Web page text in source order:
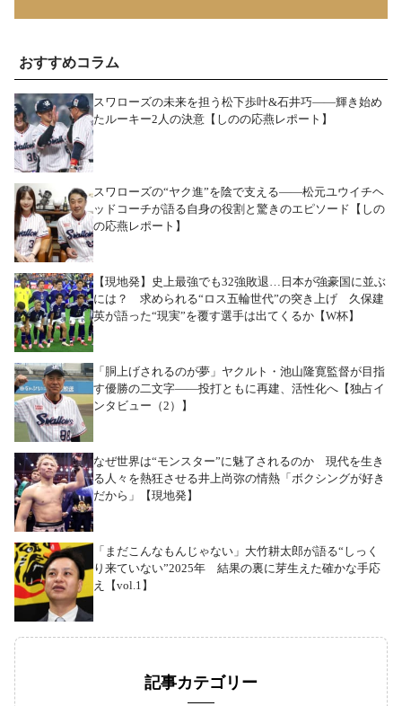
おすすめコラム
スワローズの未来を担う松下歩叶&石井巧――輝き始め
たルーキー2人の決意【しのの応燕レポート】
スワローズの“ヤク進”を陰で支える――松元ユウイチヘ
ッドコーチが語る自身の役割と驚きのエピソード【しの
の応燕レポート】
【現地発】史上最強でも32強敗退…日本が強豪国に並ぶ
には？ 求められる“ロス五輪世代”の突き上げ 久保建
英が語った“現実”を覆す選手は出てくるか【W杯】
「胴上げされるのが夢」ヤクルト・池山隆寛監督が目指
す優勝の二文字――投打ともに再建、活性化へ【独占イ
ンタビュー（2）】
なぜ世界は“モンスター”に魅了されるのか 現代を生き
る人々を熱狂させる井上尚弥の情熱「ボクシングが好き
だから」【現地発】
「まだこんなもんじゃない」大竹耕太郎が語る“しっく
り来ていない”2025年 結果の裏に芽生えた確かな手応
え【vol.1】
記事カテゴリー